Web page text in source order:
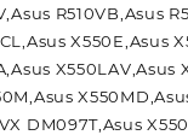
R510VB,Asus
X550E,Asus
DM097T,Asus